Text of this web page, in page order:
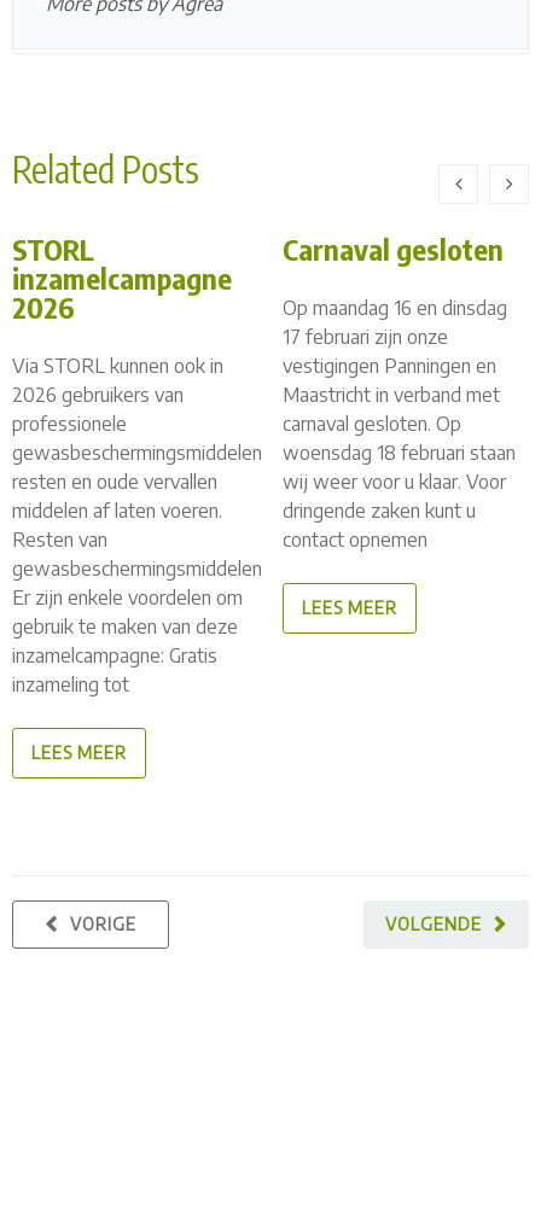
Related Posts
STORL
inzamelcampagne
2026
Via STORL kunnen ook in
2026 gebruikers van
professionele
gewasbeschermingsmiddelen
resten en oude vervallen
middelen af laten voeren.
Resten van
gewasbeschermingsmiddelen
Er zijn enkele voordelen om
gebruik te maken van deze
inzamelcampagne: Gratis
inzameling tot
LEES MEER
Carnaval gesloten
Op maandag 16 en dinsdag
17 februari zijn onze
vestigingen Panningen en
Maastricht in verband met
carnaval gesloten. Op
woensdag 18 februari staan
wij weer voor u klaar. Voor
dringende zaken kunt u
contact opnemen
LEES MEER
VOLGENDE
VORIGE